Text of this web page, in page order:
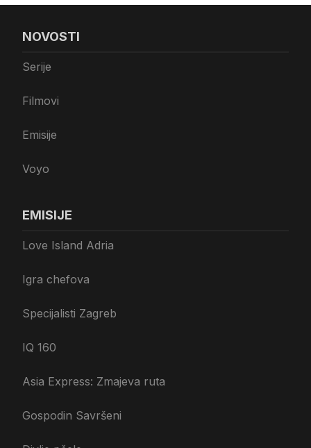
NOVOSTI
Serije
Filmovi
Emisije
Voyo
EMISIJE
Love Island Adria
Igra chefova
Specijalisti Zagreb
IQ 160
Asia Express: Zmajeva ruta
Gospodin Savršeni